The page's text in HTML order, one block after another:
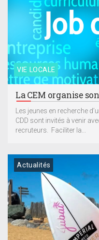
VIE LOCALE
La CEM organise
Les jeunes en recherche
CDD sont invités à venir
recruteurs. Faciliter la...
Actualités